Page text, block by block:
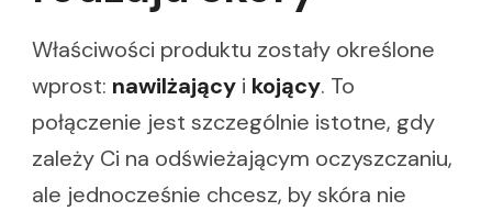
Właściwości produktu zostały określone
wprost: nawilżający i kojący. To
połączenie jest szczególnie istotne, gdy
zależy Ci na odświeżającym oczyszczaniu,
ale jednocześnie chcesz, by skóra nie